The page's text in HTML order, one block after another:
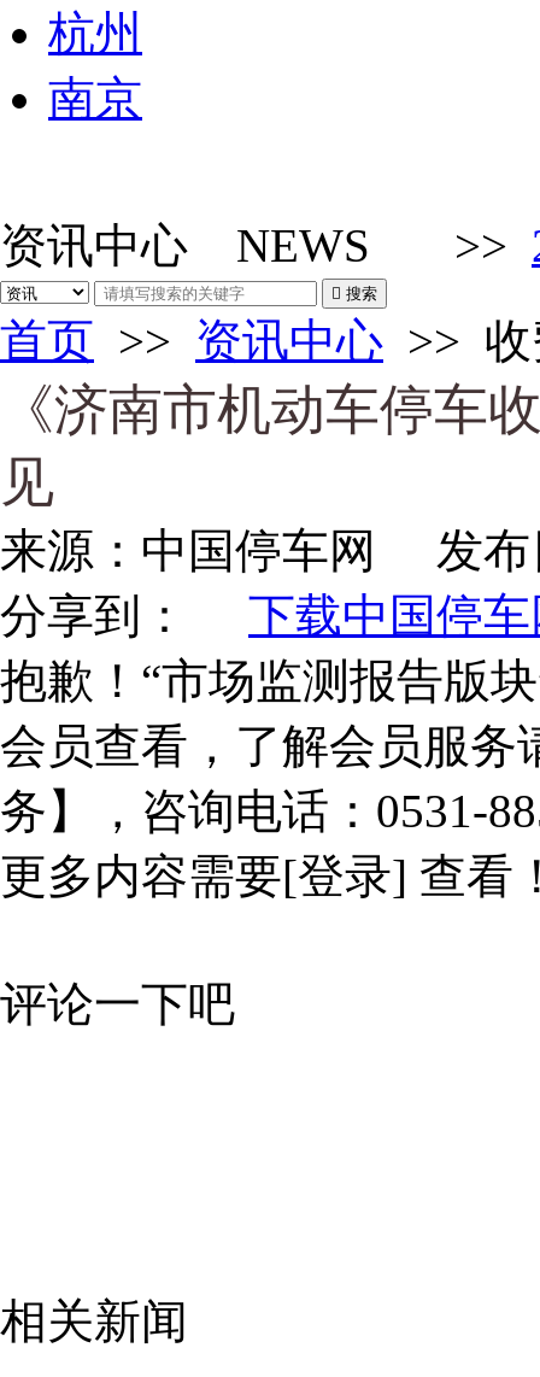
杭州
南京
资讯中心 NEWS >>
 搜索
首页 >> 资讯中心 >>
《济南市机动车停车
见
来源： 中国停车网
发布
分享到：
下载中国停车
抱歉！“市场监测报告版
会员查看，了解会员服务
务】，咨询电话：0531-
更多内容需要[登录] 查看
评论一下吧
相关新闻